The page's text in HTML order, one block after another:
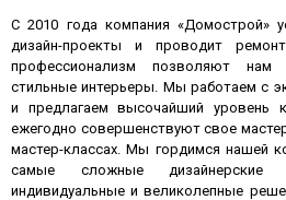
С 2010 года компания «Домострой»
дизайн-проекты и проводит
профессионализм позволяют
стильные интерьеры. Мы работаем с
и предлагаем высочайший уровень
ежегодно совершенствуют свое
мастер-классах. Мы гордимся нашей
самые сложные
индивидуальные и великолепные